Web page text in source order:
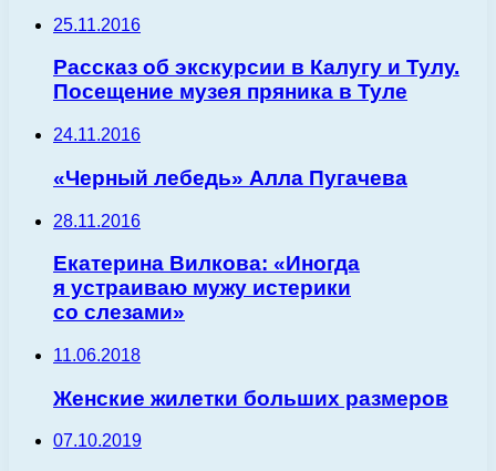
25.11.2016
Рассказ об экскурсии в Калугу и Тулу.
Посещение музея пряника в Туле
24.11.2016
«Черный лебедь» Алла Пугачева
28.11.2016
Екатерина Вилкова: «Иногда
я устраиваю мужу истерики
со слезами»
11.06.2018
Женские жилетки больших размеров
07.10.2019